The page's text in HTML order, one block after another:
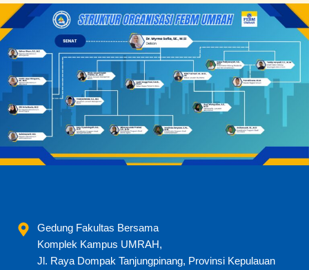
Gedung Fakultas Bersama
Komplek Kampus UMRAH,
Jl. Raya Dompak Tanjungpinang, Provinsi Kepulauan